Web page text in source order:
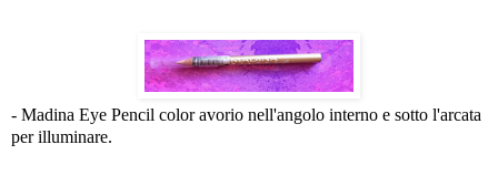
- Madina Eye Pencil color avorio nell'angolo interno e sotto l'arcata
per illuminare.